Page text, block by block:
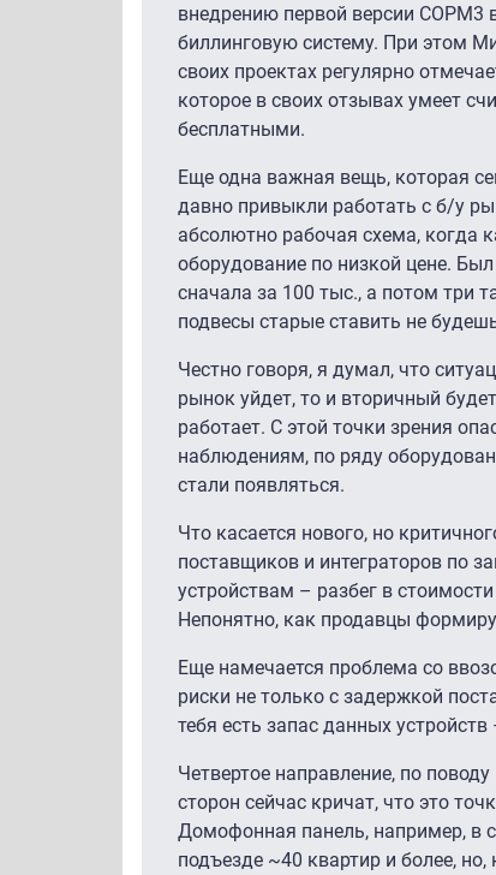
внедрению первой версии СОРМ3
биллинговую систему. При этом
своих проектах регулярно
которое в своих отзывах умеет
бесплатными.
Еще одна важная вещь, которая
давно привыкли работать с б/у
абсолютно рабочая схема, когда
оборудование по низкой цене.
сначала за 100 тыс., а потом три
подвесы старые ставить не
Честно говоря, я думал, что
рынок уйдет, то и вторичный
работает. С этой точки зрения
наблюдениям, по ряду
стали появляться.
Что касается нового, но
поставщиков и интеграторов по
устройствам – разбег в
Непонятно, как продавцы
Еще намечается проблема со
риски не только с задержкой
тебя есть запас данных
Четвертое направление, по
сторон сейчас кричат, что это
Домофонная панель, например, в
подъезде ~40 квартир и более,